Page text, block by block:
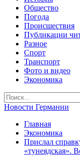
Общество
Погода
Происшествия
Публикации
Разное
Спорт
Транспорт
Фото и видео
Экономика
Новости Германии
Главная
Экономика
Прислал
«тунеядская».